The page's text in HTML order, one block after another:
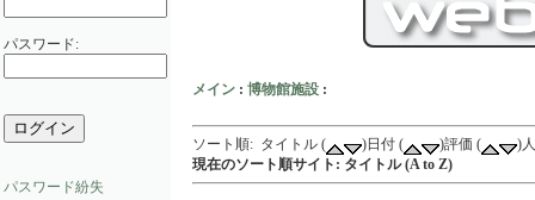
パスワード:
パスワード紛失
メイン : 博物館施設 :
ソート順: タイトル ( )日付 ( )評価 (
)
現在のソート順サイト: タイトル (A to Z)